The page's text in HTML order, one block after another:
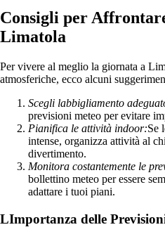
Consigli per
Limatola
Per vivere al meglio la giornata a
atmosferiche, ecco alcuni
Scegli labbigliamento
previsioni meteo per evitare
Pianifica le attività indoor:Se
intense, organizza attività al
divertimento.
Monitora costantemente le
bollettino meteo per essere
adattare i tuoi piani.
LImportanza delle